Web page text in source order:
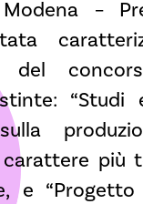
–
del
“Studi
più
e “Progetto